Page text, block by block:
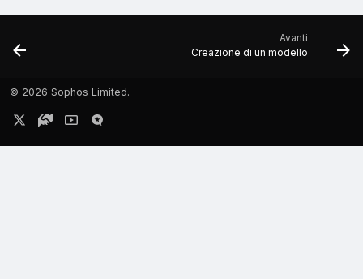
Avanti
Creazione di un modello
© 2026 Sophos Limited.